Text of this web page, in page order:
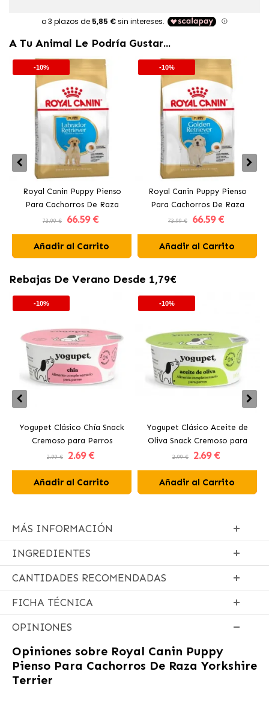
A Tu Animal Le Podría Gustar...
-10%
Royal Canin Puppy Pienso
Para Cachorros De Raza
Labrador Retriever
73.99 € 66.59 €
Añadir al Carrito
-10%
Royal Canin Puppy Pienso
Para Cachorros De Raza
Golden Retriever
73.99 € 66.59 €
Añadir al Carrito
Rebajas De Verano Desde 1,79€
-10%
Yogupet Clásico Chía Snack
Cremoso para Perros
2.99 € 2.69 €
Añadir al Carrito
-10%
Yogupet Clásico Aceite de
Oliva Snack Cremoso para
Perros
2.99 € 2.69 €
Añadir al Carrito
MÁS INFORMACIÓN
INGREDIENTES
CANTIDADES RECOMENDADAS
FICHA TÉCNICA
OPINIONES
Opiniones sobre Royal Canin Puppy
Pienso Para Cachorros De Raza Yorkshire
Terrier